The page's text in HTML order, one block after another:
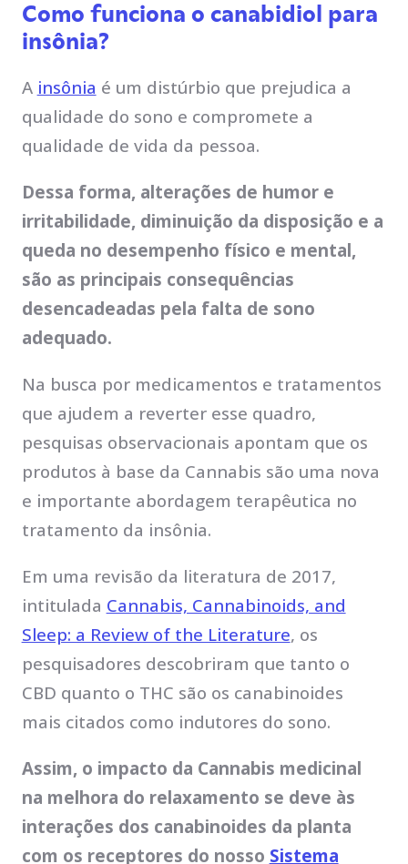
Como funciona o canabidiol para
insônia?
A insônia é um distúrbio que prejudica a
qualidade do sono e compromete a
qualidade de vida da pessoa.
Dessa forma, alterações de humor e
irritabilidade, diminuição da disposição e a
queda no desempenho físico e mental,
são as principais consequências
desencadeadas pela falta de sono
adequado.
Na busca por medicamentos e tratamentos
que ajudem a reverter esse quadro,
pesquisas observacionais apontam que os
produtos à base da Cannabis são uma nova
e importante abordagem terapêutica no
tratamento da insônia.
Em uma revisão da literatura de 2017,
intitulada Cannabis, Cannabinoids, and
Sleep: a Review of the Literature, os
pesquisadores descobriram que tanto o
CBD quanto o THC são os canabinoides
mais citados como indutores do sono.
Assim, o impacto da Cannabis medicinal
na melhora do relaxamento se deve às
interações dos canabinoides da planta
com os receptores do nosso Sistema